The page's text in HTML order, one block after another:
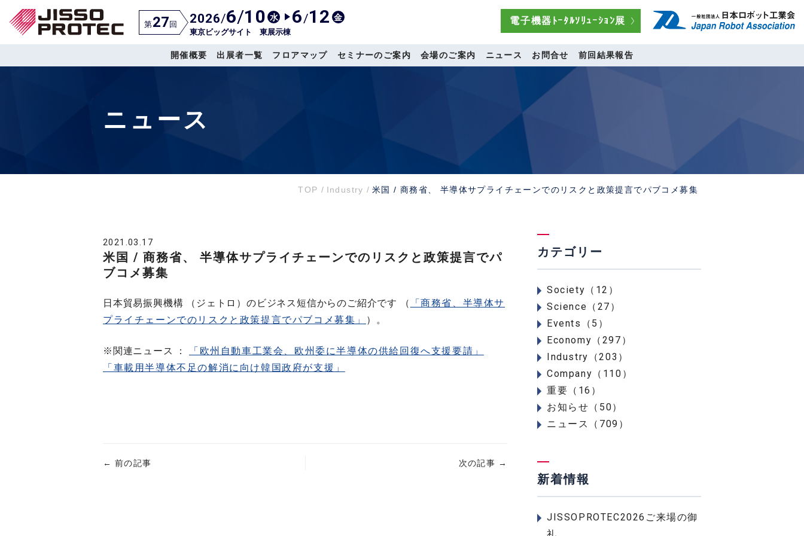
第27回 2026/6/10 水 6/12 金
東京ビッグサイト 東展示棟
電子機器ﾄｰﾀﾙｿﾘｭｰｼｮﾝ展
開催概要 出展者一覧 フロアマップ セミナーのご案内 会場のご案内 ニュース お問合せ 前回結果報告
ニュース
TOP / Industry / 米国 / 商務省、 半導体サプライチェーンでのリスクと政策提言でパブコメ募集
2021.03.17
米国 / 商務省、 半導体サプライチェーンでのリスクと政策提言でパ
ブコメ募集
日本貿易振興機構 （ジェトロ）のビジネス短信からのご紹介です （
「商務省、半導体サ
プライチェーンでのリスクと政策提言でパブコメ募集」
）。
※関連ニュース ：
「欧州自動車工業会、欧州委に半導体の供給回復へ支援要請」
「車載用半導体不足の解消に向け韓国政府が支援」
← 前の記事 次の記事 →
カテゴリー
Society（12）
Science（27）
Events（5）
Economy（297）
Industry（203）
Company（110）
重要（16）
お知らせ（50）
ニュース（709）
新着情報
JISSOPROTEC2026ご来場の御